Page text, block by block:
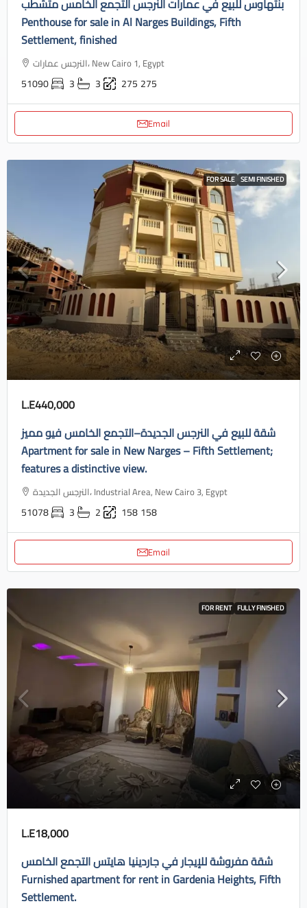
بنتهاوس للبيع في عمارات النرجس التجمع الخامس متشطب
Penthouse for sale in Al Narges Buildings, Fifth
Settlement, finished
النرجس عمارات، New Cairo 1, Egypt
51090 3 3 275 275
Email
FOR SALE SEMI FINISHED
L.E440,000
شقة للبيع في النرجس الجديدة–التجمع الخامس فيو مميز
Apartment for sale in New Narges – Fifth Settlement;
features a distinctive view.
النرجس الجديدة، Industrial Area, New Cairo 3, Egypt
51078 3 2 158158
Email
FOR RENT FULLY FINISHED
L.E18,000
شقة مفروشة للإيجار في جاردينيا هايتس التجمع الخامس
Furnished apartment for rent in Gardenia Heights, Fifth
Settlement.